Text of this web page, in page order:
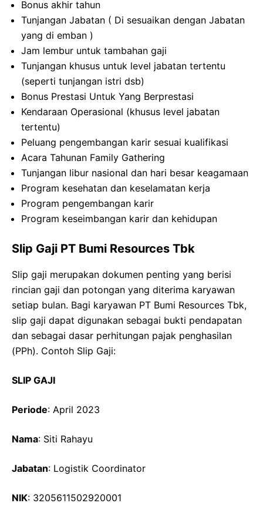
Bonus akhir tahun
Tunjangan Jabatan ( Di sesuaikan dengan Jabatan
yang di emban )
Jam lembur untuk tambahan gaji
Tunjangan khusus untuk level jabatan tertentu
(seperti tunjangan istri dsb)
Bonus Prestasi Untuk Yang Berprestasi
Kendaraan Operasional (khusus level jabatan
tertentu)
Peluang pengembangan karir sesuai kualifikasi
Acara Tahunan Family Gathering
Tunjangan libur nasional dan hari besar keagamaan
Program kesehatan dan keselamatan kerja
Program pengembangan karir
Program keseimbangan karir dan kehidupan
Slip Gaji PT Bumi Resources Tbk
Slip gaji merupakan dokumen penting yang berisi
rincian gaji dan potongan yang diterima karyawan
setiap bulan. Bagi karyawan PT Bumi Resources Tbk,
slip gaji dapat digunakan sebagai bukti pendapatan
dan sebagai dasar perhitungan pajak penghasilan
(PPh). Contoh Slip Gaji:
SLIP GAJI
Periode: April 2023
Nama: Siti Rahayu
Jabatan: Logistik Coordinator
NIK: 3205611502920001